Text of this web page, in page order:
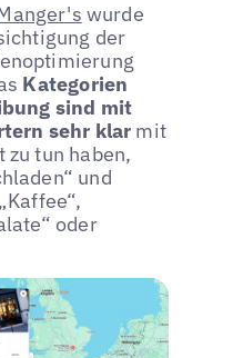
wurde
der
Kategorien
sind mit
sehr klar mit
zu tun haben,
und
oder